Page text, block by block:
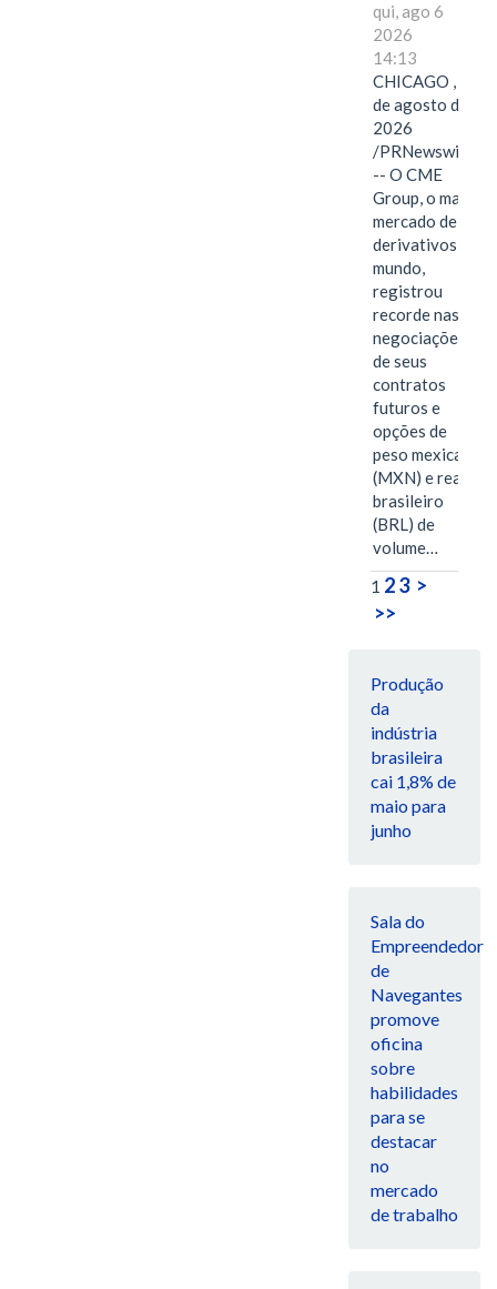
qui, ago 6
2026
14:13
CHICAGO , 6
de agosto de
2026
/PRNewswire/
-- O CME
Group, o maior
mercado de
derivativos do
mundo,
registrou
recorde nas
negociações
de seus
contratos
futuros e
opções de
peso mexicano
(MXN) e real
brasileiro
(BRL) de
volume…
1 23 >
>>
Produção
da
indústria
brasileira
cai 1,8% de
maio para
junho
Sala do
Empreendedor
de
Navegantes
promove
oficina
sobre
habilidades
para se
destacar
no
mercado
de trabalho